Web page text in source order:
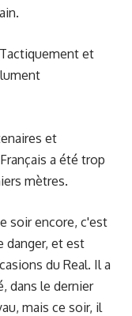
et
et
a été trop
mètres.
soir encore, c'est
danger, et est
du Real. Il a
dans le dernier
mais ce soir, il